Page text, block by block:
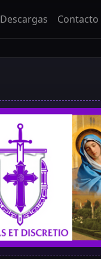
Descargas Contacto